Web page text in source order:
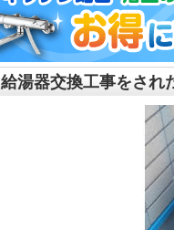
給湯器交換工事をされ